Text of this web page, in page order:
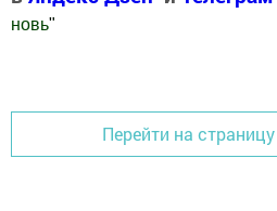
новь"
Перейти на